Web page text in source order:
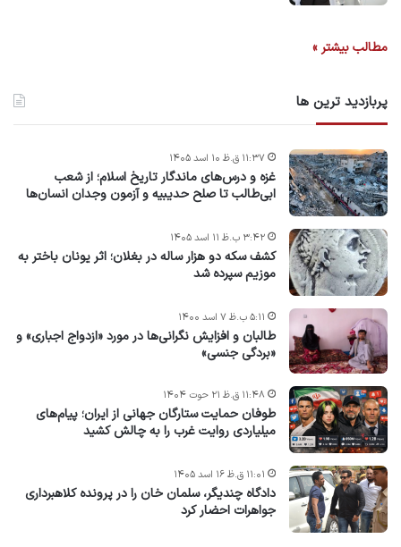
مطالب بیشتر »
پربازدید ترین ها
غزه و درس‌های ماندگار تاریخ اسلام؛ از شعب
ابی‌طالب تا صلح حدیبیه و آزمون وجدان انسان‌ها
۱۱:۳۷ ق.ظ ۱۰ اسد ۱۴۰۵
کشف سکه دو هزار ساله در بغلان؛ اثر یونان باختر به
موزیم سپرده شد
۳:۴۲ ب.ظ ۱۱ اسد ۱۴۰۵
طالبان و افزایش نگرانی‌ها در مورد «ازدواج اجباری» و
«بردگی جنسی»
۵:۱۱ ب.ظ ۷ اسد ۱۴۰۰
طوفان حمایت ستارگان جهانی از ایران؛ پیام‌های
میلیاردی روایت غرب را به چالش کشید
۱۱:۴۸ ق.ظ ۲۱ حوت ۱۴۰۴
دادگاه چندیگر، سلمان خان را در پرونده کلاهبرداری
جواهرات احضار کرد
۱۱:۰۱ ق.ظ ۱۶ اسد ۱۴۰۵